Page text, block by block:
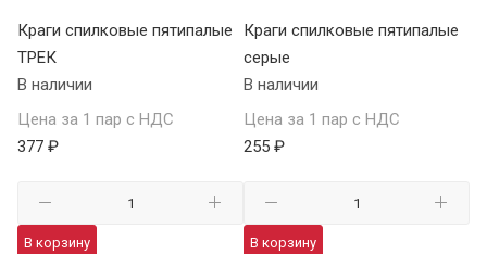
Краги спилковые пятипалые
ТРЕК
В наличии
Цена за 1 пар с НДС
377 ₽
В корзину
Краги спилковые пятипалые
серые
В наличии
Цена за 1 пар с НДС
255 ₽
В корзину